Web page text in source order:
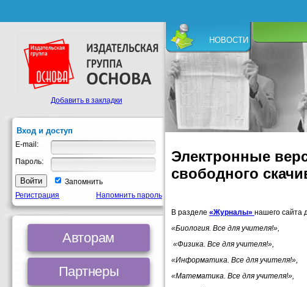
НОВОСТИ
Электронные
свободного
В разделе «Журналы» нашего сайта
«Биология. Все для учителя!»,
«Физика. Все для учителя!»,
«Информатика. Все для учителя!»,
«Математика. Все для учителя!»,
Добавить в закладки
Вход и доступ
E-mail:
Пароль:
Запомнить
Регистрация
Напомнить пароль
Авторам
Партнеры